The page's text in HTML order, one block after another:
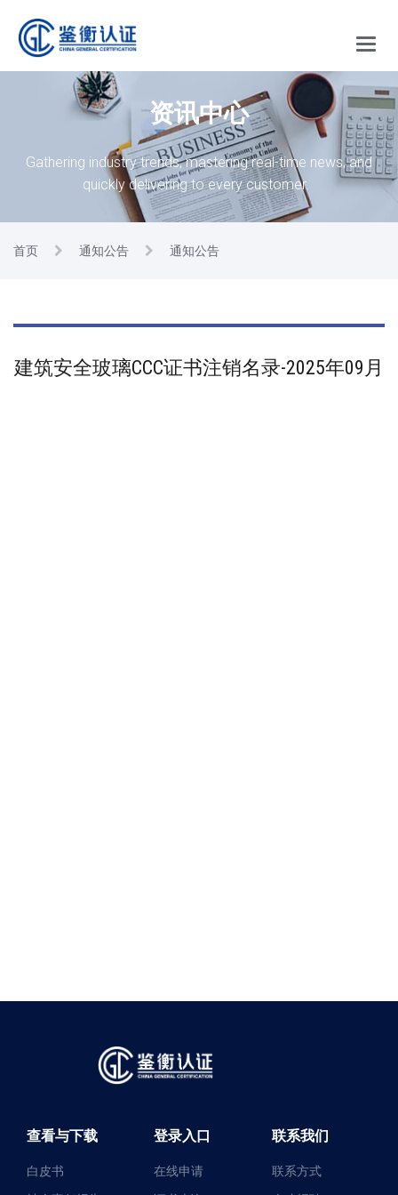
Main
Menu
资讯中心
Gathering industry trends, mastering real-time news, and
quickly delivering to every customer.
首页 通知公告 通知公告
建筑安全玻璃CCC证书注销名录-2025年09月
查看与下载
白皮书
登录入口
在线申请
联系我们
联系方式